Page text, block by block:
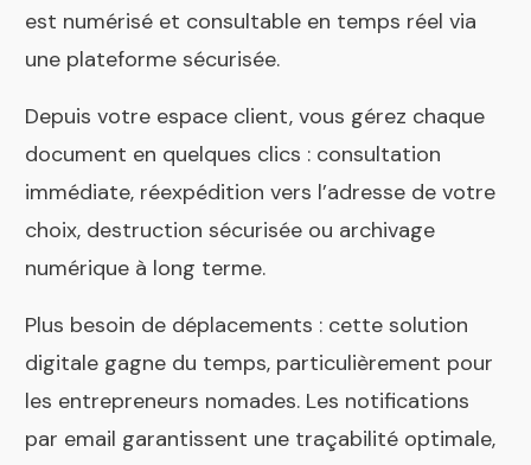
est numérisé et consultable en temps réel via
une plateforme sécurisée.
Depuis votre espace client, vous gérez chaque
document en quelques clics : consultation
immédiate, réexpédition vers l’adresse de votre
choix, destruction sécurisée ou archivage
numérique à long terme.
Plus besoin de déplacements : cette solution
digitale gagne du temps, particulièrement pour
les entrepreneurs nomades. Les notifications
par email garantissent une traçabilité optimale,